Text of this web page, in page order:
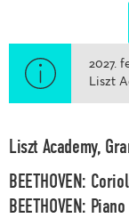
2027.
Liszt
Liszt Academy,
BEETHOVEN:
BEETHOVEN: